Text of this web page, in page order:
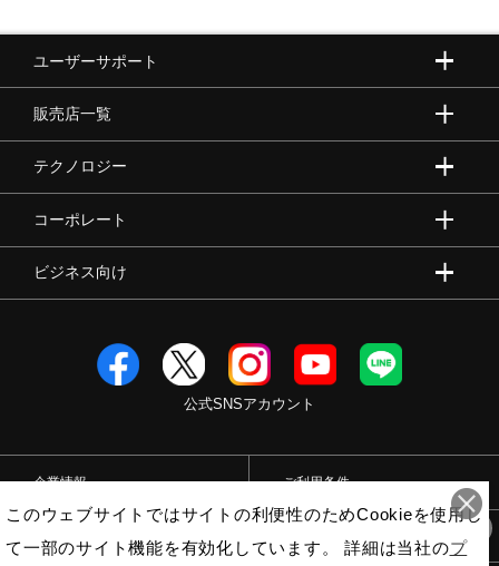
2026年春夏
ユーザーサポート
販売店一覧
テクノロジー
コーポレート
ビジネス向け
公式SNSアカウント
企業情報 ご利用条件
このウェブサイトではサイトの利便性のためCookieを使用し
て一部のサイト機能を有効化しています。 詳細は当社のプ